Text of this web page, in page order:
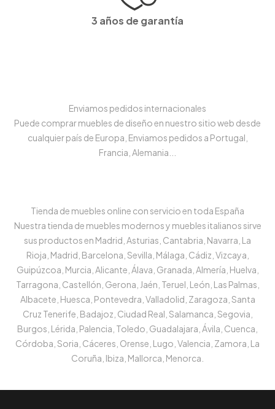
3 años de garantía
Enviamos pedidos internacionales
Puede comprar muebles de diseño en nuestro sitio web desde
cualquier país de Europa, Enviamos pedidos a Portugal,
Francia, Alemania...
Tienda de muebles online con servicio en toda España
Nuestra tienda de muebles modernos y muebles italianos sirve
sus productos en Madrid, Asturias, Cantabria, Navarra, La
Rioja, Madrid, Barcelona, Sevilla, Málaga, Cádiz, Vizcaya,
Guipúzcoa, Murcia, Alicante, Álava, Granada, Almería, Huelva,
Tarragona, Castellón, Gerona, Jaén, Teruel, León, Las Palmas,
Albacete, Huesca, Pontevedra, Valladolid, Zaragoza, Santa
Cruz Tenerife, Badajoz, Ciudad Real, Salamanca, Segovia,
Burgos, Lérida, Palencia, Toledo, Guadalajara, Ávila, Cuenca,
Córdoba, Soria, Cáceres, Orense, Lugo, Valencia, Zamora, La
Coruña, Ibiza, Mallorca, Menorca.